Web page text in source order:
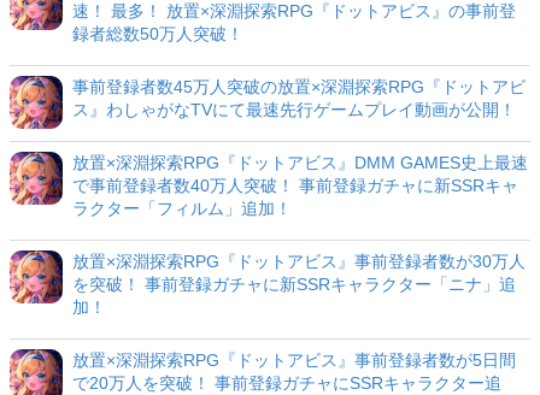
速！ 最多！ 放置×深淵探索RPG『ドットアビス』の事前登
録者総数50万人突破！
事前登録者数45万人突破の放置×深淵探索RPG『ドットアビ
ス』わしゃがなTVにて最速先行ゲームプレイ動画が公開！
放置×深淵探索RPG『ドットアビス』DMM GAMES史上最速
で事前登録者数40万人突破！ 事前登録ガチャに新SSRキャ
ラクター「フィルム」追加！
放置×深淵探索RPG『ドットアビス』事前登録者数が30万人
を突破！ 事前登録ガチャに新SSRキャラクター「ニナ」追
加！
放置×深淵探索RPG『ドットアビス』事前登録者数が5日間
で20万人を突破！ 事前登録ガチャにSSRキャラクター追